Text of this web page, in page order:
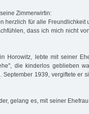
Zimmerwirtin:
herzlich für alle Freundlichkeit
dass ich mich nicht
Horowitz, lebte mit seiner
die kinderlos geblieben
September 1939, vergiftete er
gelang es, mit seiner